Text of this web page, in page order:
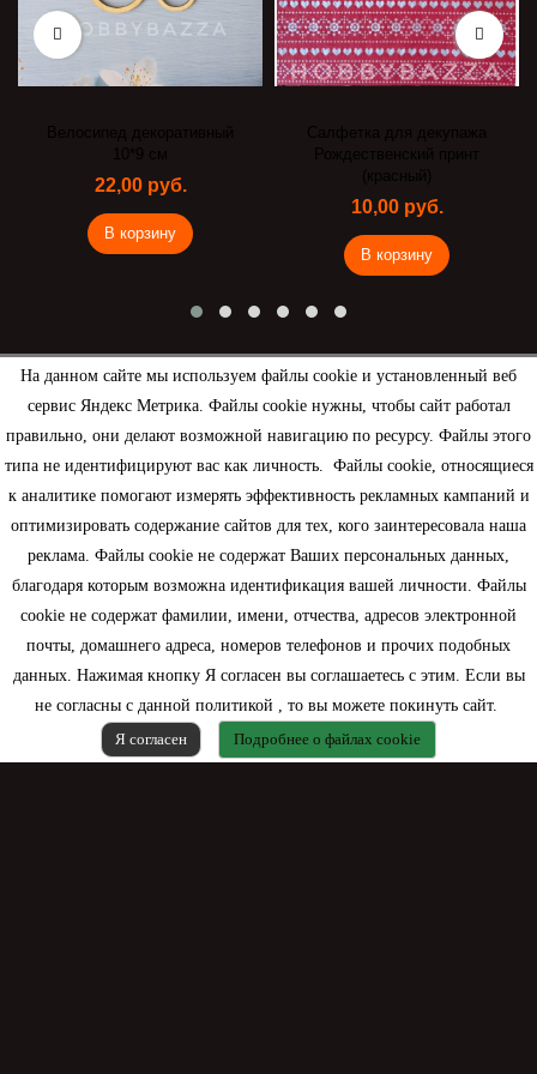
На данном сайте мы используем файлы cookie и установленный веб
сервис Яндекс Метрика. Файлы cookie нужны, чтобы сайт работал
правильно, они делают возможной навигацию по ресурсу. Файлы этого
типа не идентифицируют вас как личность. Файлы cookie, относящиеся
к аналитике помогают измерять эффективность рекламных кампаний и
оптимизировать содержание сайтов для тех, кого заинтересовала наша
реклама. Файлы cookie не содержат Ваших персональных данных,
благодаря которым возможна идентификация вашей личности. Файлы
cookie не содержат фамилии, имени, отчества, адресов электронной
почты, домашнего адреса, номеров телефонов и прочих подобных
данных. Нажимая кнопку Я согласен вы соглашаетесь с этим. Если вы
не согласны с данной политикой , то вы можете покинуть сайт.
Я согласен
Подробнее о файлах cookie
Велосипед декоративный
10*9 см
22,00 руб.
В корзину
Салфетка для декупажа
Рождественский принт
(красный)
10,00 руб.
В корзину
Рассылка
Информация
Моя учетная запись
Контактная информация